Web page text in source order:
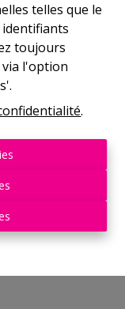
telles que le
toujours
via l'option
.